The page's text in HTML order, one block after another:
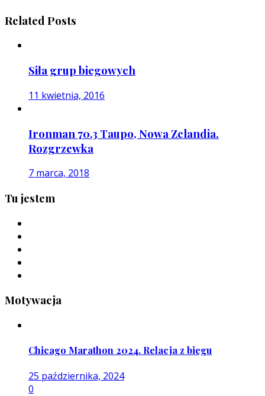
Related Posts
Siła grup biegowych
11 kwietnia, 2016
Ironman 70.3 Taupo, Nowa Zelandia.
Rozgrzewka
7 marca, 2018
Tu jestem
Motywacja
Chicago Marathon 2024. Relacja z biegu
25 października, 2024
0